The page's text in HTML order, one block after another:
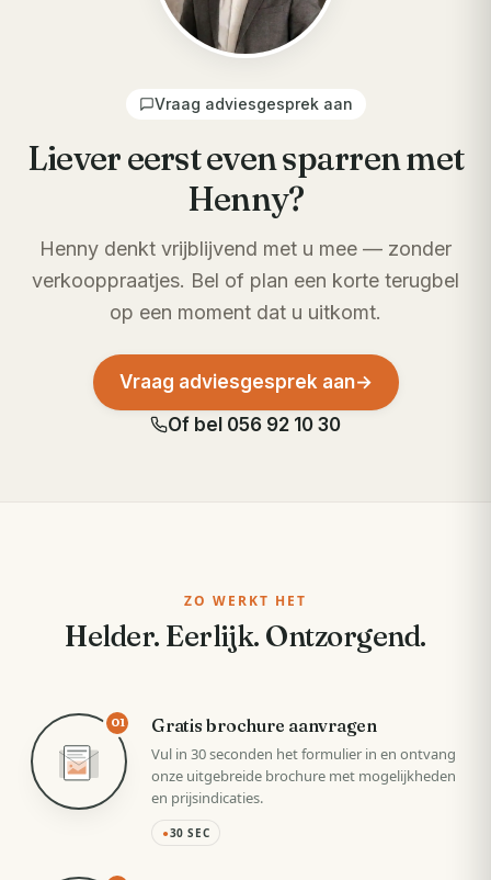
Vraag adviesgesprek aan
Liever eerst even sparren met
Henny?
Henny denkt vrijblijvend met u mee — zonder
verkooppraatjes. Bel of plan een korte terugbel
op een moment dat u uitkomt.
Vraag adviesgesprek aan→
Of bel 056 92 10 30
ZO WERKT HET
Helder. Eerlijk. Ontzorgend.
01 Gratis brochure aanvragen
Vul in 30 seconden het formulier in en ontvang
onze uitgebreide brochure met mogelijkheden
en prijsindicaties.
●30 SEC